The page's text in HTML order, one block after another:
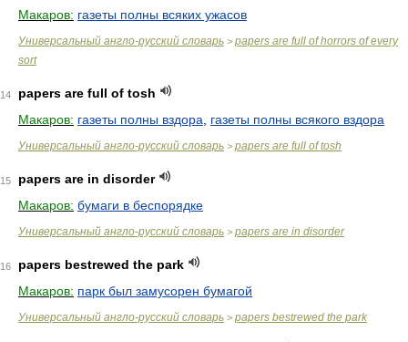
Макаров: газеты полны всяких ужасов
Универсальный англо-русский словарь > papers are full of horrors of every
sort
14
papers are full of tosh
Макаров: газеты полны вздора газеты полны всякого вздора
Универсальный англо-русский словарь > papers are full of tosh
15
papers are in disorder
Макаров: бумаги в беспорядке
Универсальный англо-русский словарь > papers are in disorder
16
papers bestrewed the park
Макаров: парк был замусорен бумагой
Универсальный англо-русский словарь > papers bestrewed the park